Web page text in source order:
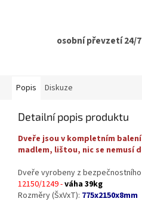
osobní převzetí 24/
Popis Diskuze
Detailní popis produktu
Dveře jsou v kompletním
madlem, lištou, nic se nemusí
Dveře vyrobeny z
12150/1249 -váha 39kg
Rozměry (ŠxVxT): 775x2150x8mm